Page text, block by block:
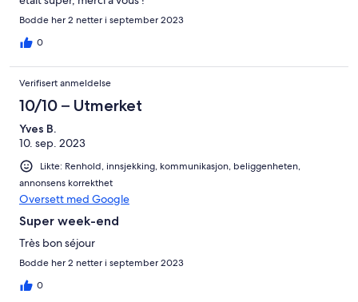
Bodde her 2 netter i september 2023
0
Verifisert anmeldelse
10/10 – Utmerket
Yves B.
10. sep. 2023
Likte: Renhold, innsjekking, kommunikasjon, beliggenheten,
annonsens korrekthet
Oversett med Google
Super week-end
Très bon séjour
Bodde her 2 netter i september 2023
0